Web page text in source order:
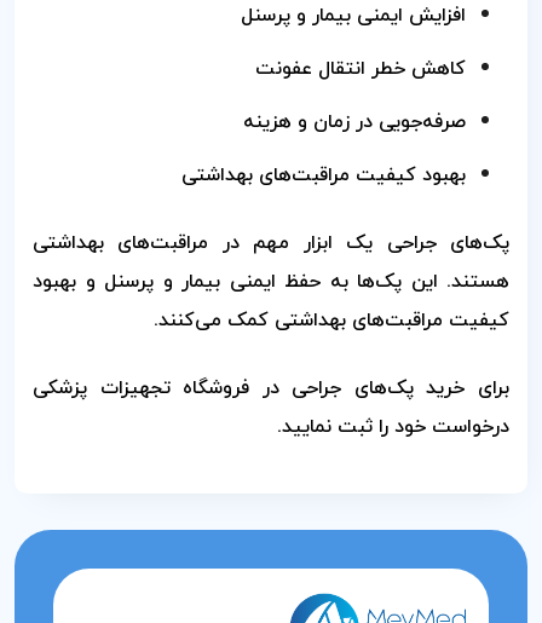
افزایش ایمنی بیمار و پرسنل
کاهش خطر انتقال عفونت
صرفه‌جویی در زمان و هزینه
بهبود کیفیت مراقبت‌های بهداشتی
پک‌های جراحی یک ابزار مهم در مراقبت‌های بهداشتی
هستند. این پک‌ها به حفظ ایمنی بیمار و پرسنل و بهبود
کیفیت مراقبت‌های بهداشتی کمک می‌کنند.
برای خرید پک‌های جراحی در فروشگاه تجهیزات پزشکی
درخواست خود را ثبت نمایید.